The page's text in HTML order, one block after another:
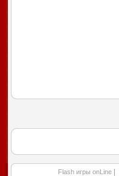
Flash игры onLine